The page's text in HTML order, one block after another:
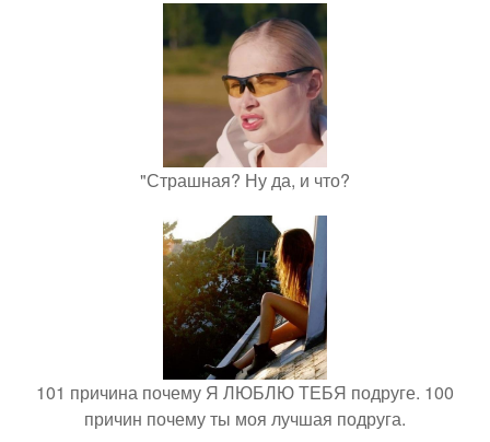
"Страшная? Ну да, и что?
101 причина почему Я ЛЮБЛЮ ТЕБЯ подруге. 100
причин почему ты моя лучшая подруга.